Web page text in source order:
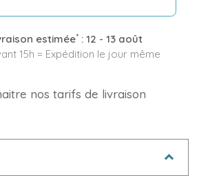
estimée*: 12 - 13 août
15h = Expédition le jour même
nos tarifs de livraison